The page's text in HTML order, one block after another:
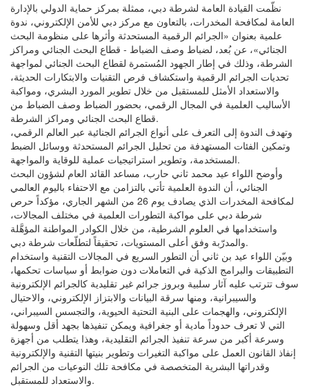
نظّمت القيادة العامة لشرطة دبي، ممثلة بمركز حماية الدولي بالإدارة
العامة لمكافحة المخدرات، بالتعاون مع مركز دبي للأمن الإلكتروني، ندوة
علمية بعنوان «الجرائم الرقمية المستحدثة وأثرها على منظومة البحث
الجنائي»، عن بُعد، لضباط وصف الضباط - قطاع البحث الجنائي ومراكز
الشرطة، وذلك في إطار الجهود المُستمرة لقطاع البحث الجنائي لمواجهة
تحديات الجرائم الرقمية واستكشاف فرص التقنيات والابتكارات الحديثة،
والاستعداد الأمثل للمستقبل من خلال تطوير المورد البشري، ومواكبة
الأساليب العلمية في المجال الرقمي، بحضور الضباط وصف الضباط من
قطاع البحث الجنائي ومراكز الشرطة.
وتهدف الندوة إلى التعرف على أنواع الجرائم الجنائية عبر العالم الرقمي،
وتمكين الفئات المستهدفة من تحليل الجرائم المستحدثة ووسائل الضبط
المستخدمة، وتطوير استراتيجيات عملية للوقاية والمواجهة.
وأوضح اللواء عيد محمد ثاني حارب، مساعد القائد العام لشؤون البحث
الجنائي، أن الندوة العلمية تأتي بالتزامن مع الاحتفاء باليوم العالمي
لمكافحة المخدرات الذي يصادف يوم 26 من الشهر الجاري، مؤكداً حرص
شرطة دبي على مواكبة التطورات العلمية في مختلف المجالات،
واستخدامها في العلوم الشرطية، من خلال الكوادر المواطنة المؤهَّلة
والمدرّبة وفق أعلى المستويات، تحقيقاً لتطلّعات شرطة دبي.
وبيّن اللواء عيد بن ثاني أن التطور السريع في المجالات التقنية واستخدام
التطبيقات والبرامج الذكية في التعاملات دون ضوابط أو سياسات تحكمها،
سوف تترتب عليه آثار سلبية وبروز جرائم غير تقليدية كالجرائم الإلكترونية
والسيبرانية، ومنها سرقة البيانات والابتزاز الإلكتروني، والاحتيال
الإلكتروني، والهجمات على البنية التحتية الحيوية، والتجسس السيبراني،
التي لا تعرف حدوداً مادية أو جغرافية ويمكن تنفيذها بجهد أقل وسهولة
وسرعة أكبر من سرعة تنفيذ الجرائم التقليدية، وهذا يتطلب من أجهزة
إنفاذ القانون العمل على مواكبة التغيرات وتطوير بنيتها التقنية والإلكترونية
وقدراتها البشرية المتخصصة في مكافحة تلك النوعيات من الجرائم
والاستعداد للمستقبل.